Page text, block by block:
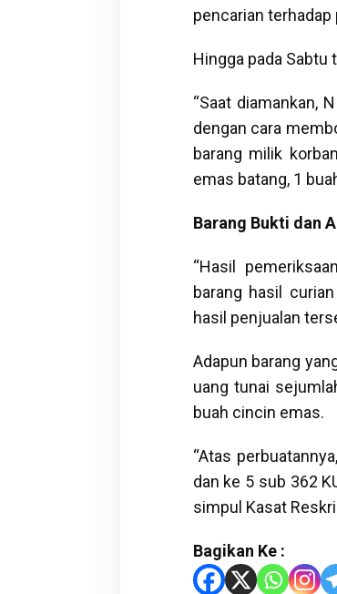
pencarian
Hingga pada Sabtu
“Saat diamankan,
dengan cara
barang milik
emas batang, 1
Barang Bukti dan
“Hasil
barang hasil
hasil penjualan
Adapun barang
uang tunai
buah cincin emas.
“Atas
dan ke 5 sub 362
simpul Kasat
Bagikan Ke :